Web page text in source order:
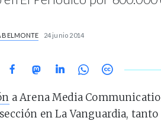
BELMONTE 24 junio 2014
a Arena Media
en La Vanguardia, tanto